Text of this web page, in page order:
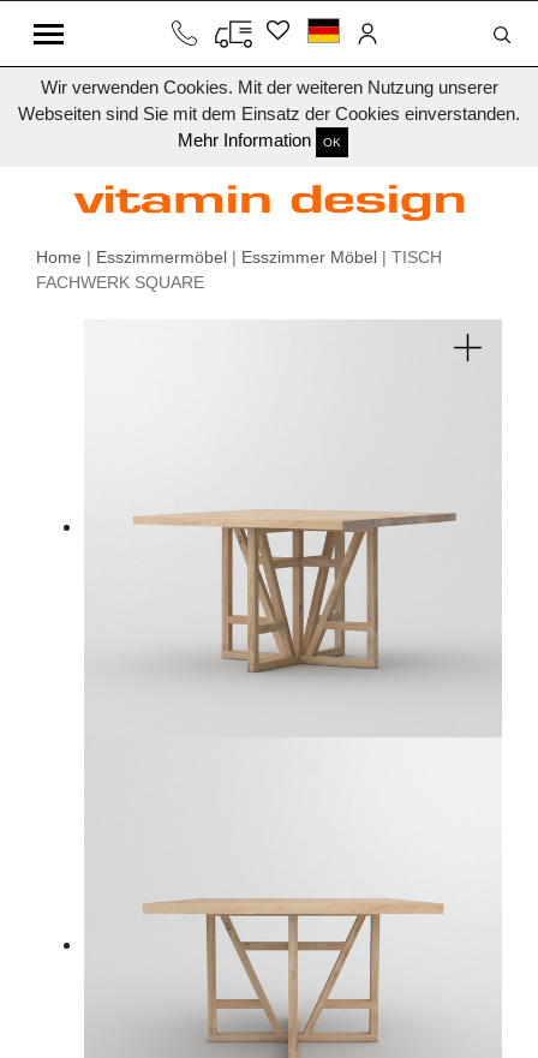
Wir verwenden Cookies. Mit der weiteren Nutzung unserer
Webseiten sind Sie mit dem Einsatz der Cookies einverstanden.
Mehr Information
OK
Home | Esszimmermöbel | Esszimmer Möbel | TISCH
FACHWERK SQUARE